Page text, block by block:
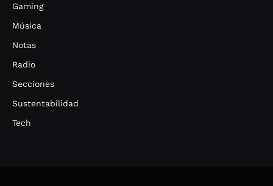
Gaming
Música
Notas
Radio
Secciones
Sustentabilidad
Tech